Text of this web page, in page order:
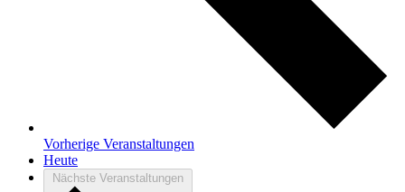
Vorherige Veranstaltungen
Heute
Nächste Veranstaltungen